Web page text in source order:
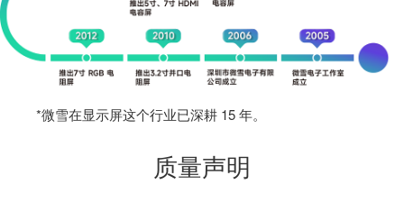
*微雪在显示屏这个行业已深耕 15 年。
质量声明